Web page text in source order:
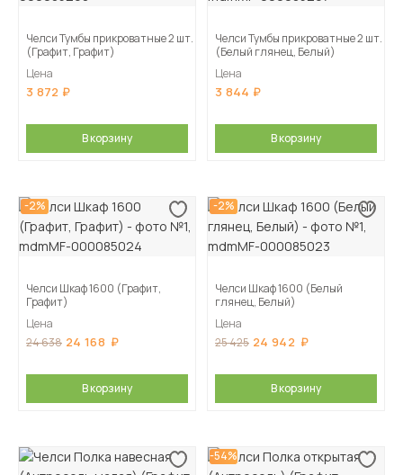
Челси Тумбы прикроватные 2 шт.
(Графит, Графит)
Цена
3 872
В корзину
Челси Тумбы прикроватные 2 шт.
(Белый глянец, Белый)
Цена
3 844
В корзину
-2%
Челси Шкаф 1600 (Графит,
Графит)
Цена
24 638 24 168
В корзину
-2%
Челси Шкаф 1600 (Белый
глянец, Белый)
Цена
25 425 24 942
В корзину
-54%